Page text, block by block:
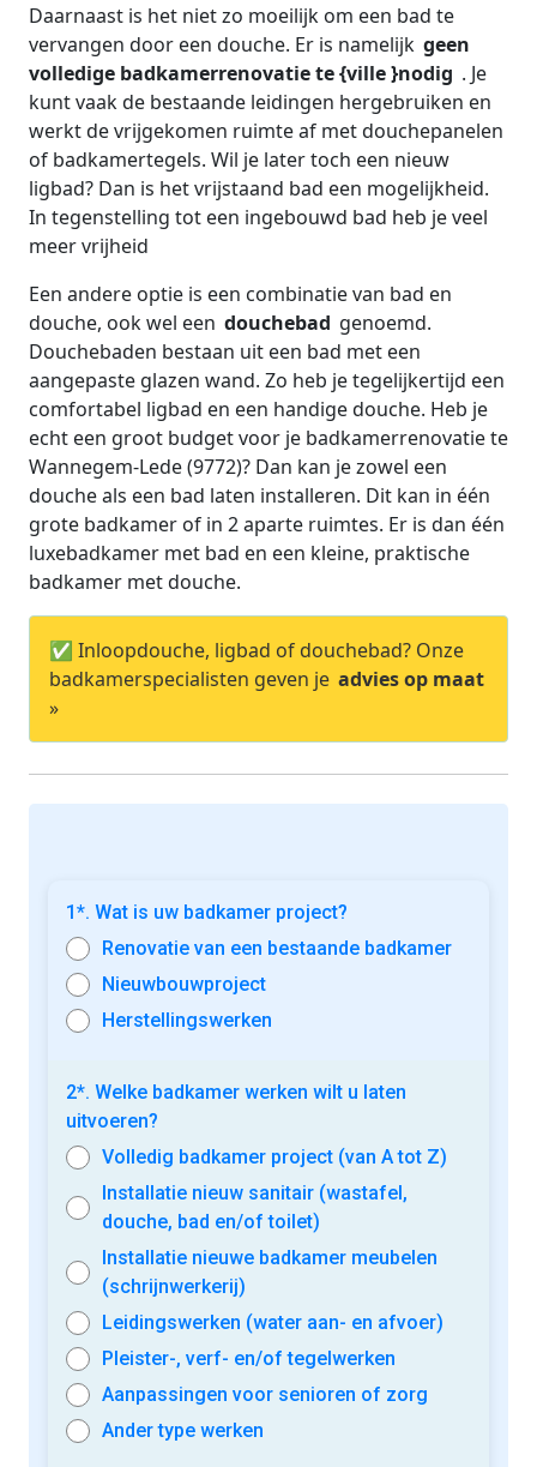
Daarnaast is het niet zo moeilijk om een bad te
vervangen door een douche. Er is namelijk geen
volledige badkamerrenovatie te {ville }nodig . Je
kunt vaak de bestaande leidingen hergebruiken en
werkt de vrijgekomen ruimte af met douchepanelen
of badkamertegels. Wil je later toch een nieuw
ligbad? Dan is het vrijstaand bad een mogelijkheid.
In tegenstelling tot een ingebouwd bad heb je veel
meer vrijheid
Een andere optie is een combinatie van bad en
douche, ook wel een douchebad genoemd.
Douchebaden bestaan uit een bad met een
aangepaste glazen wand. Zo heb je tegelijkertijd een
comfortabel ligbad en een handige douche. Heb je
echt een groot budget voor je badkamerrenovatie te
Wannegem-Lede (9772)? Dan kan je zowel een
douche als een bad laten installeren. Dit kan in één
grote badkamer of in 2 aparte ruimtes. Er is dan één
luxebadkamer met bad en een kleine, praktische
badkamer met douche.
✅ Inloopdouche, ligbad of douchebad? Onze
badkamerspecialisten geven je advies op maat
»
1*. Wat is uw badkamer project?
Renovatie van een bestaande badkamer
Nieuwbouwproject
Herstellingswerken
2*. Welke badkamer werken wilt u laten
uitvoeren?
Volledig badkamer project (van A tot Z)
Installatie nieuw sanitair (wastafel,
douche, bad en/of toilet)
Installatie nieuwe badkamer meubelen
(schrijnwerkerij)
Leidingswerken (water aan- en afvoer)
Pleister-, verf- en/of tegelwerken
Aanpassingen voor senioren of zorg
Ander type werken